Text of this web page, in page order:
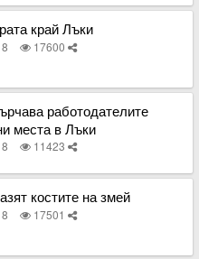
край Лъки
17600
работодателите
места в Лъки
11423
костите на змей
17501